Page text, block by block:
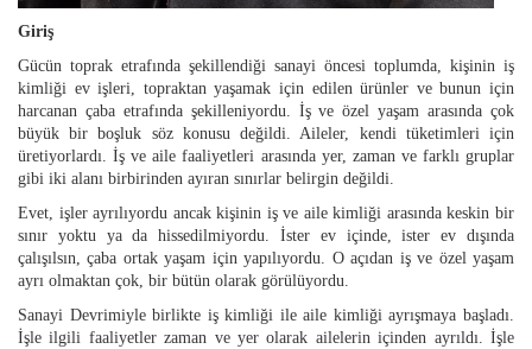
Giriş
Gücün toprak etrafında şekillendiği sanayi öncesi toplumda, kişinin iş
kimliği ev işleri, topraktan yaşamak için edilen ürünler ve bunun için
harcanan çaba etrafında şekilleniyordu. İş ve özel yaşam arasında çok
büyük bir boşluk söz konusu değildi. Aileler, kendi tüketimleri için
üretiyorlardı. İş ve aile faaliyetleri arasında yer, zaman ve farklı gruplar
gibi iki alanı birbirinden ayıran sınırlar belirgin değildi.
Evet, işler ayrılıyordu ancak kişinin iş ve aile kimliği arasında keskin bir
sınır yoktu ya da hissedilmiyordu. İster ev içinde, ister ev dışında
çalışılsın, çaba ortak yaşam için yapılıyordu. O açıdan iş ve özel yaşam
ayrı olmaktan çok, bir bütün olarak görülüyordu.
Sanayi Devrimiyle birlikte iş kimliği ile aile kimliği ayrışmaya başladı.
İşle ilgili faaliyetler zaman ve yer olarak ailelerin içinden ayrıldı. İşle